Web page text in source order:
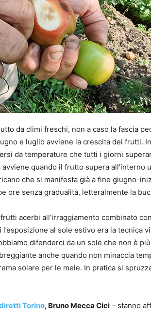
da climi freschi, non a caso la fascia
e luglio avviene la crescita dei frutti.
da temperature che tutti i giorni
quando il frutto supera all’interno
che si manifesta già a fine giugno-
ore senza gradualità, letteralmente la
acerbi all’irraggiamento combinato
al sole estivo era la tecnica
difenderci da un sole che non è
anche quando non minaccia
solare per le mele. In pratica si
Torino, Bruno Mecca Cici – stanno